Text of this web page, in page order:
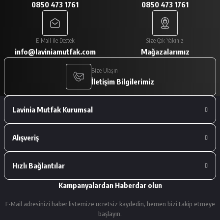
A... V... | 29/01/2026
Paketleme çok iyiydi. Ürünler tam
istediğimiz gibiydi.
A... V... | 29/01/2026
Deneyimini Paylaş
0850 473 1761 0850 473 1761
E-Mail ile Destek
info@laviniamutfak.com
Size Çok Yakınız
Mağazalarımız
Bize Ulaşın
İletişim Bilgilerimiz
Lavinia Mutfak Kurumsal
Alışveriş
Hızlı Bağlantılar
Kampanyalardan Haberdar olun
E-Mail adresinizi haber listemize ücretsiz kaydedin, hemen bizi takip etmeye
başlayın.